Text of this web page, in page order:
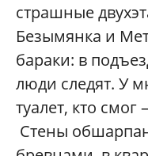
страшные
Безымянка и
бараки: в
люди следят. У
туалет, кто
Стены